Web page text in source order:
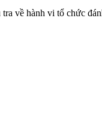
về hành vi tổ chức